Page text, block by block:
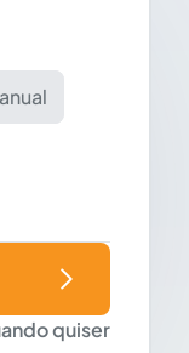
quiser